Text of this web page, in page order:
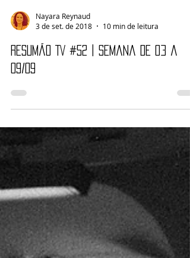
Nayara Reynaud
3 de set. de 2018
10 min de leitura
09/09